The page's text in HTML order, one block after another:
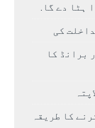
کی
مقامات اور برانڈ کا
کا طریقہ